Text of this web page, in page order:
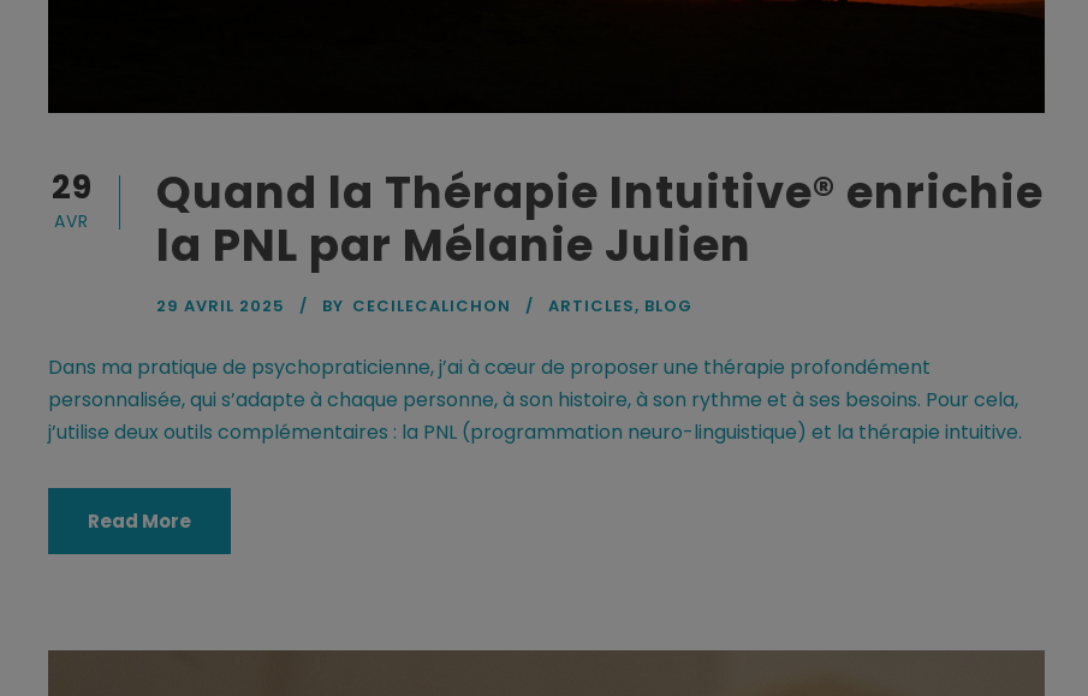
29
AVR
Quand la Thérapie Intuitive® enrichie
la PNL par Mélanie Julien
29 AVRIL 2025 BY CECILECALICHON ARTICLES, BLOG
Dans ma pratique de psychopraticienne, j’ai à cœur de proposer une thérapie profondément
personnalisée, qui s’adapte à chaque personne, à son histoire, à son rythme et à ses besoins. Pour cela,
j’utilise deux outils complémentaires : la PNL (programmation neuro-linguistique) et la thérapie intuitive.
Read More